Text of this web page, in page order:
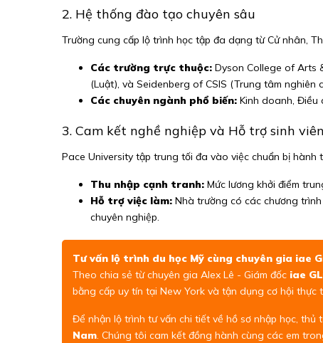
2. Hệ thống đào tạo chuyên sâu
Trường cung cấp lộ trình học tập đa dạng từ Cử nhân,
Các trường trực thuộc: Dyson College of Arts
(Luật), và Seidenberg of CSIS (Trung tâm nghiên
Các chuyên ngành phổ biến: Kinh doanh, Điều
3. Cam kết nghề nghiệp và Hỗ trợ sinh viên
Pace University tập trung tối đa vào việc chuẩn bị hành
Thu nhập cạnh tranh: Mức lương khởi điểm
Hỗ trợ việc làm: Nhà trường có các chương
chuyên nghiệp.
Tư vấn lộ trình du học Mỹ cùng chuyên gia iae
Theo chia sẻ từ chuyên gia Alex Lê - Giám đốc iae
bằng cấp uy tín tại New York và tận dụng cơ hội
Để nhận lộ trình tư vấn chi tiết về hồ sơ nhập học,
Nam. Chúng tôi cam kết đồng hành cùng các em